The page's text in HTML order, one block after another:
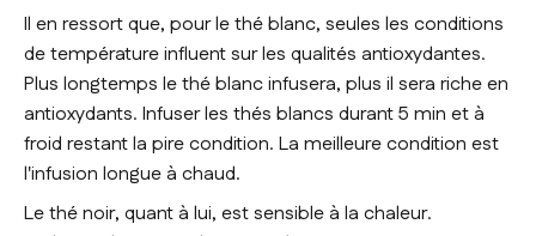
Il en ressort que, pour le thé blanc, seules les conditions
de température influent sur les qualités antioxydantes.
Plus longtemps le thé blanc infusera, plus il sera riche en
antioxydants. Infuser les thés blancs durant 5 min et à
froid restant la pire condition. La meilleure condition est
l'infusion longue à chaud.
Le thé noir, quant à lui, est sensible à la chaleur.